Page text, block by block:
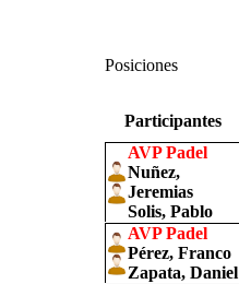
Posiciones
Participantes
AVP Padel
Nuñez,
Jeremias
Solis, Pablo
AVP Padel
Pérez, Franco
Zapata, Daniel